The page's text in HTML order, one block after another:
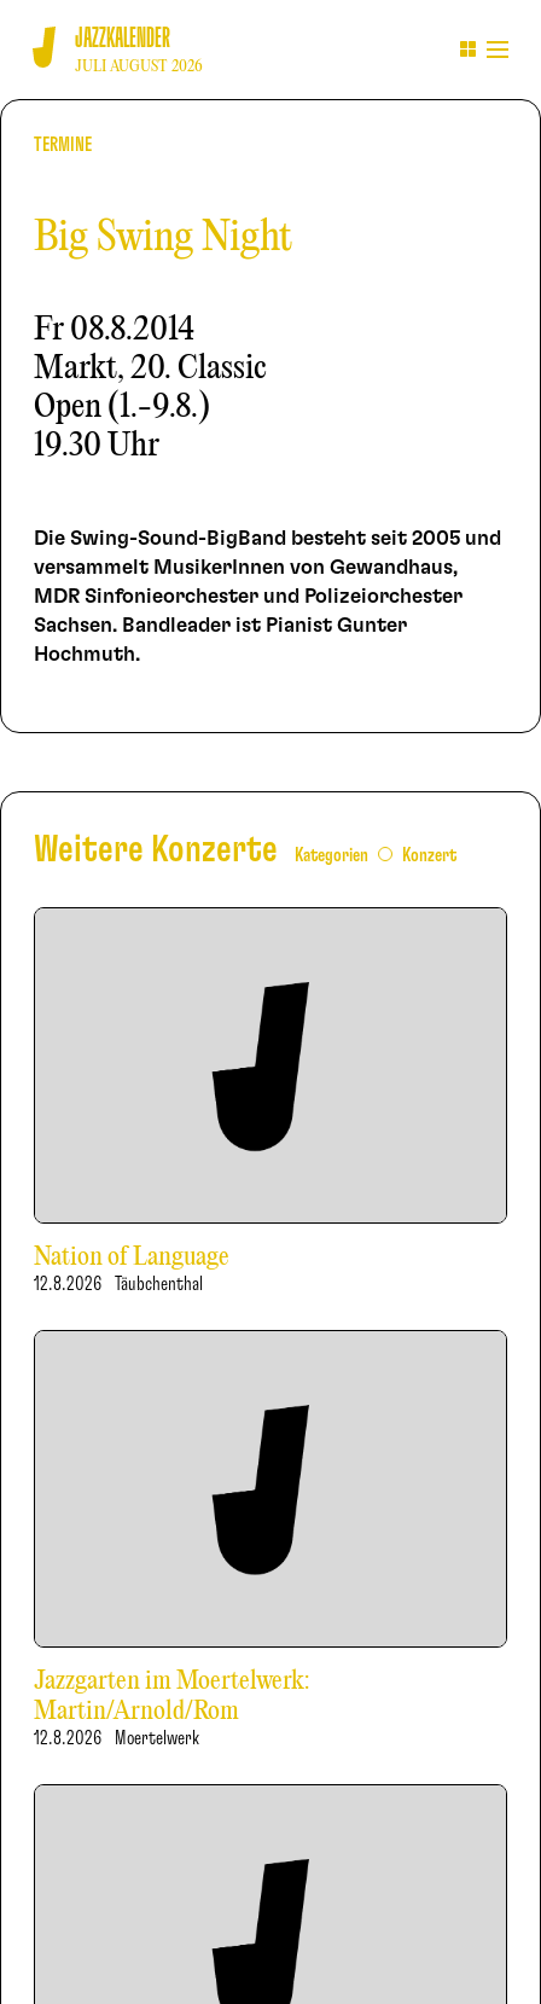
JAZZKALENDER
JULI AUGUST 2026
TERMINE
Big Swing Night
Fr08.8.2014
Markt, 20. Classic
Open (1.-9.8.)
19.30 Uhr
Die Swing-Sound-BigBand besteht seit 2005 und
versammelt MusikerInnen von Gewandhaus,
MDR Sinfonieorchester und Polizeiorchester
Sachsen. Bandleader ist Pianist Gunter
Hochmuth.
Weitere Konzerte Kategorien Konzert
Nation of Language
12.8.2026 Täubchenthal
Jazzgarten im Moertelwerk:
Martin/Arnold/Rom
12.8.2026 Moertelwerk